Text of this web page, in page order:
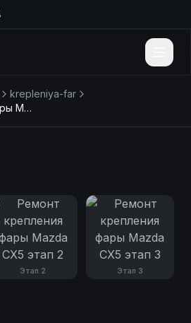
krepleniya-far
Ремонт крепления фары Mazda CX5
Этап 2 Этап 3